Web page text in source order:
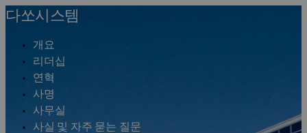
다쏘시스템
개요
리더십
연혁
사명
사무실
사실 및 자주 묻는 질문